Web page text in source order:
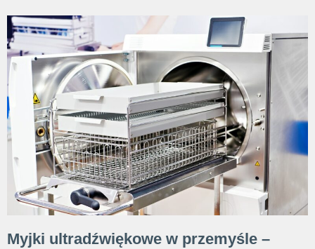
Myjki ultradźwiękowe w przemyśle –